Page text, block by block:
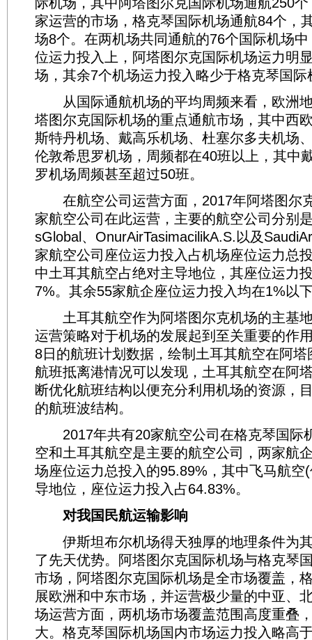
家运营的市场，格克琴国际机场通航84个，
场8个。在两机场共同通航的76个国际机场
位运力投入上，阿塔图尔克国际机场运力明
场，其余7个机场运力投入略少于格克琴国际
从国际通航机场的平均周频来看，欧洲
塔图尔克国际机场的重点通航市场，其中西
斯特丹机场、戴高乐机场、杜塞尔多夫机场
伦敦希思罗机场，周频都在40班以上，其中
罗机场周频甚至超过50班。
在航空公司运营方面，2017年阿塔图尔
家航空公司在此运营，主要的航空公司分别
sGlobal、OnurAirTasimacilikA.S.以及
家航空公司座位运力投入占机场座位运力总
中土耳其航空占绝对主导地位，其座位运力
7%。其余55家航企座位运力投入均在1%以
土耳其航空作为阿塔图尔克机场的主基
运营策略对于机场的发展起到至关重要的作
8日的航班计划数据，绘制土耳其航空在阿
航班抵离港情况可以发现，土耳其航空在阿
断优化航班结构以便充分利用机场的资源，
的航班波结构。
2017年共有20家航空公司在格克琴国际
空和土耳其航空是主要的航空公司，两家航
场座位运力总投入的95.89%，其中飞马航空
导地位，座位运力投入占64.83%。
对我国民航运输影响
伊斯坦布尔机场得天独厚的地理条件为
了先天优势。阿塔图尔克国际机场与格克琴
市场，阿塔图尔克国际机场是全市场覆盖，
展欧洲和中东市场，并运营极少量的中亚、
场运营方面，两机场市场覆盖范围高度重叠
大。格克琴国际机场国内市场运力投入略高